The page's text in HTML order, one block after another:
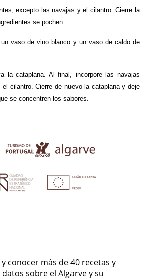
excepto las navajas y el cilantro. Cierre la
se pochen.
vaso de vino blanco y un vaso de caldo de
la cataplana. Al final, incorpore las navajas
cilantro. Cierre de nuevo la cataplana y deje
se concentren los sabores.
conocer más de 40 recetas y
sobre el Algarve y su